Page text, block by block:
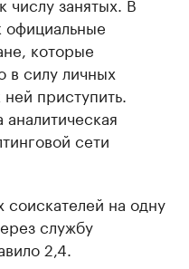
официальные
которые
в силу личных
приступить.
сети
соискателей на одну
службу
2,4.